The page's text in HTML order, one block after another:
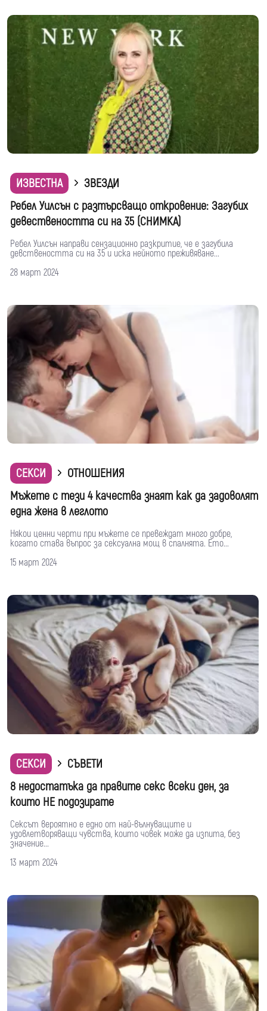
ИЗВЕСТНА
ЗВЕЗДИ
Ребел Уилсън с разтърсващо откровение: Загубих
девествеността си на 35 (СНИМКА)
Ребел Уилсън направи сензационно разкритие, че е загубила
девствеността си на 35 и иска нейното преживяване...
28 март 2024
СЕКСИ
ОТНОШЕНИЯ
Mъжете с тези 4 качества знаят как да задоволят
една жена в леглото
Някои ценни черти при мъжете се превеждат много добре,
когато става въпрос за сексуална мощ в спалнята. Ето...
15 март 2024
СЕКСИ
СЪВЕТИ
8 недостатъка да правите секс всеки ден, за
които НЕ подозирате
Сексът вероятно е едно от най-вълнуващите и
удовлетворяващи чувства, които човек може да изпита, без
значение...
13 март 2024